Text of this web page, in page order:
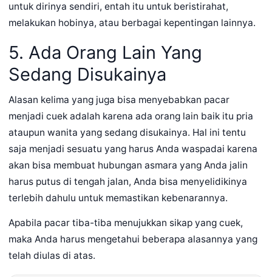
untuk dirinya sendiri, entah itu untuk beristirahat,
melakukan hobinya, atau berbagai kepentingan lainnya.
5. Ada Orang Lain Yang
Sedang Disukainya
Alasan kelima yang juga bisa menyebabkan pacar
menjadi cuek adalah karena ada orang lain baik itu pria
ataupun wanita yang sedang disukainya. Hal ini tentu
saja menjadi sesuatu yang harus Anda waspadai karena
akan bisa membuat hubungan asmara yang Anda jalin
harus putus di tengah jalan, Anda bisa menyelidikinya
terlebih dahulu untuk memastikan kebenarannya.
Apabila pacar tiba-tiba menujukkan sikap yang cuek,
maka Anda harus mengetahui beberapa alasannya yang
telah diulas di atas.